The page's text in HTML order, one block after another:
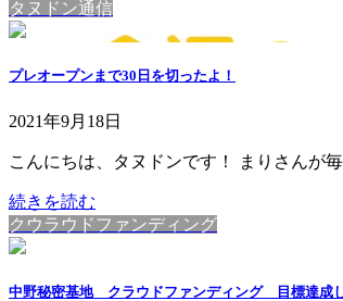
タヌドン通信
プレオープンまで30日を切ったよ！
2021年9月18日
こんにちは、タヌドンです！ まりさんが
続きを読む
クウラウドファンディング
中野秘密基地 クラウドファンディング 目標達成